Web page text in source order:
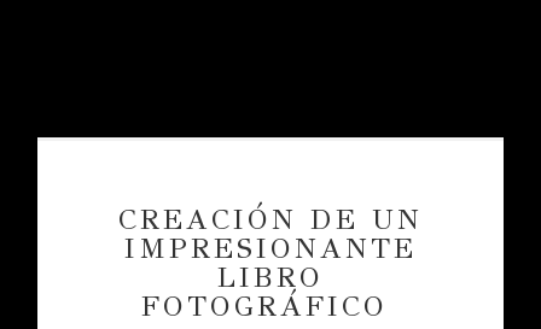
CREACIÓN DE UN
IMPRESIONANTE
LIBRO
FOTOGRÁFICO